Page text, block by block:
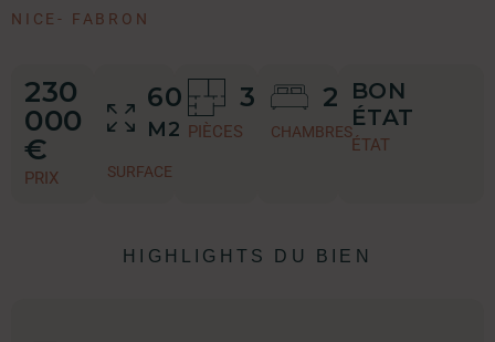
NICE- FABRON
230
000
€
PRIX
3
PIÈCES
2
CHAMBRES
60
M2
SURFACE
BON
ÉTAT
ÉTAT
HIGHLIGHTS DU BIEN